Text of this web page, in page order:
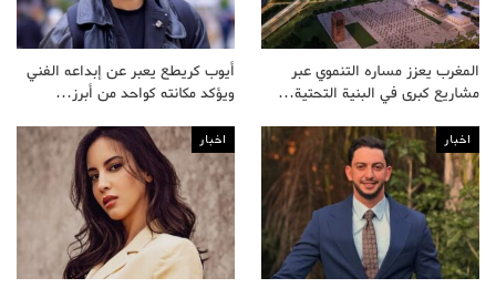
المغرب يعزز مساره التنموي عبر
مشاريع كبرى في البنية التحتية…
أيوب كريطع يعبر عن إبداعه الفني
ويؤكد مكانته كواحد من أبرز…
اخبار اخبار